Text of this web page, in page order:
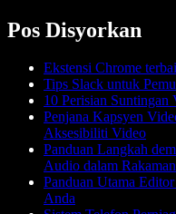
Pos Disyorkan
Ekstensi Chrome
Tips Slack untuk
10 Perisian Suntingan
Penjana Kapsyen
Aksesibiliti Video
Panduan Langkah
Audio dalam
Panduan Utama
Anda